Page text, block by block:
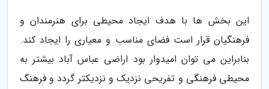
این بخش ها با هدف ایجاد محیطی برای هنرمندان و
فرهنگیان قرار است فضای مناسب و معیاری را ایجاد کند.
بنابراین می توان امیدوار بود اراضی عباس آباد بیشتر به
محیطی فرهنگی و تفریحی نزدیک و نزدیکتر گردد و فرهنگ